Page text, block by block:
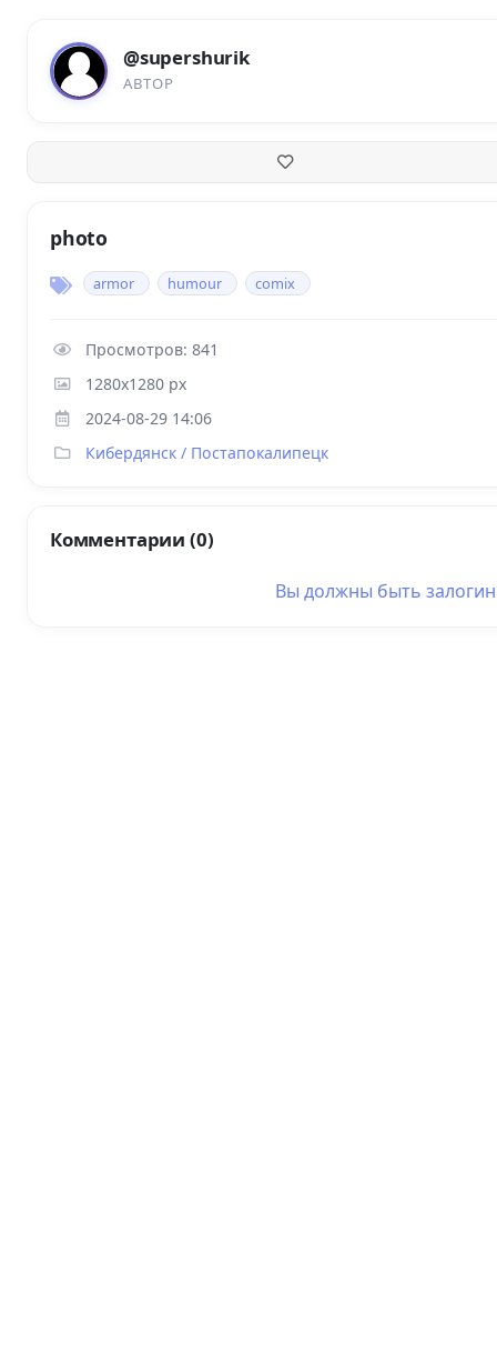
@supershurik
АВТОР
photo
armor humour comix
Просмотров: 841
1280x1280 px
2024-08-29 14:06
Кибердянск / Постапокалипецк
Комментарии (0)
Вы должны быть